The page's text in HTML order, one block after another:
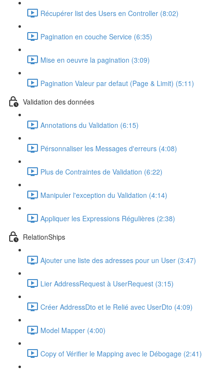
Récupérer list des Users en Controller (8:02)
Pagination en couche Service (6:35)
Mise en oeuvre la pagination (3:09)
Pagination Valeur par defaut (Page & Limit) (5:11)
Validation des données
Annotations du Validation (6:15)
Pérsonnaliser les Messages d'erreurs (4:08)
Plus de Contraintes de Validation (6:22)
Manipuler l'exception du Validation (4:14)
Appliquer les Expressions Régulières (2:38)
RelationShips
Ajouter une liste des adresses pour un User (3:47)
Lier AddressRequest à UserRequest (3:15)
Créer AddressDto et le Relié avec UserDto (4:09)
Model Mapper (4:00)
Copy of Vérifier le Mapping avec le Débogage (2:41)